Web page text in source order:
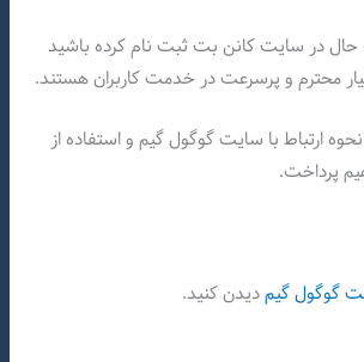
حال در سایت کانن بت ثبت نام کرده باشید
محترم و پرسرعت در خدمت کاربران هستند.
ارتباط با سایت گوگول گیم و استفاده از
پرداخت.
گوگول گیمدیدن کنید.